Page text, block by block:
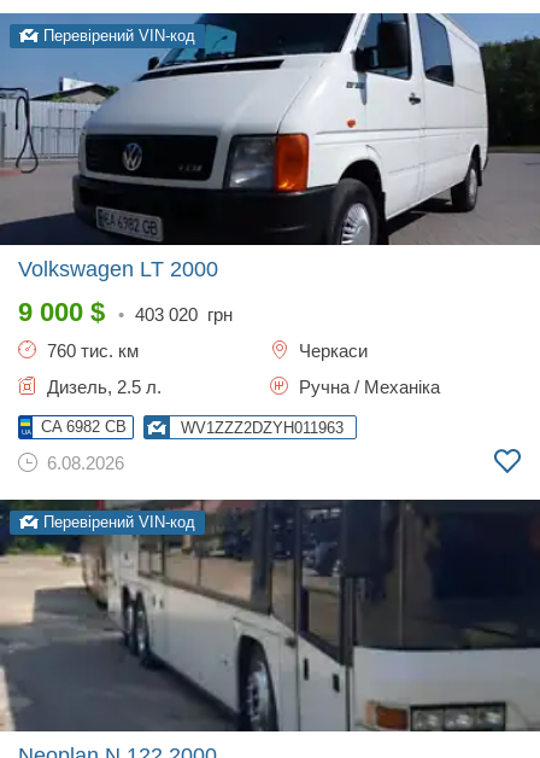
Перевірений VIN-код
Volkswagen LT 2000
9 000 $ • 403 020 грн
760 тис. км
Черкаси
Дизель, 2.5 л.
Ручна / Механіка
CA 6982 CB WV1ZZZ2DZYH011963
6.08.2026
Перевірений VIN-код